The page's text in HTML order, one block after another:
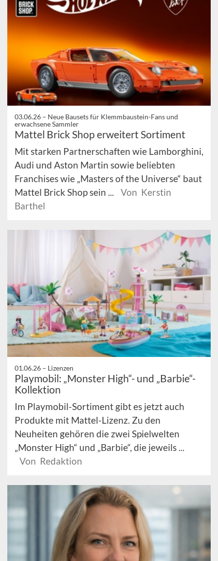
03.06.26 – Neue Bausets für Klemmbaustein-Fans und
erwachsene Sammler
Mattel Brick Shop erweitert Sortiment
Mit starken Partnerschaften wie Lamborghini,
Audi und Aston Martin sowie beliebten
Franchises wie „Masters of the Universe“ baut
Mattel Brick Shop sein ...
Von Kerstin
Barthel
01.06.26 – Lizenzen
Playmobil: „Monster High“- und „Barbie“-
Kollektion
Im Playmobil-Sortiment gibt es jetzt auch
Produkte mit Mattel-Lizenz. Zu den
Neuheiten gehören die zwei Spielwelten
„Monster High“ und „Barbie“, die jeweils ...
Von Redaktion